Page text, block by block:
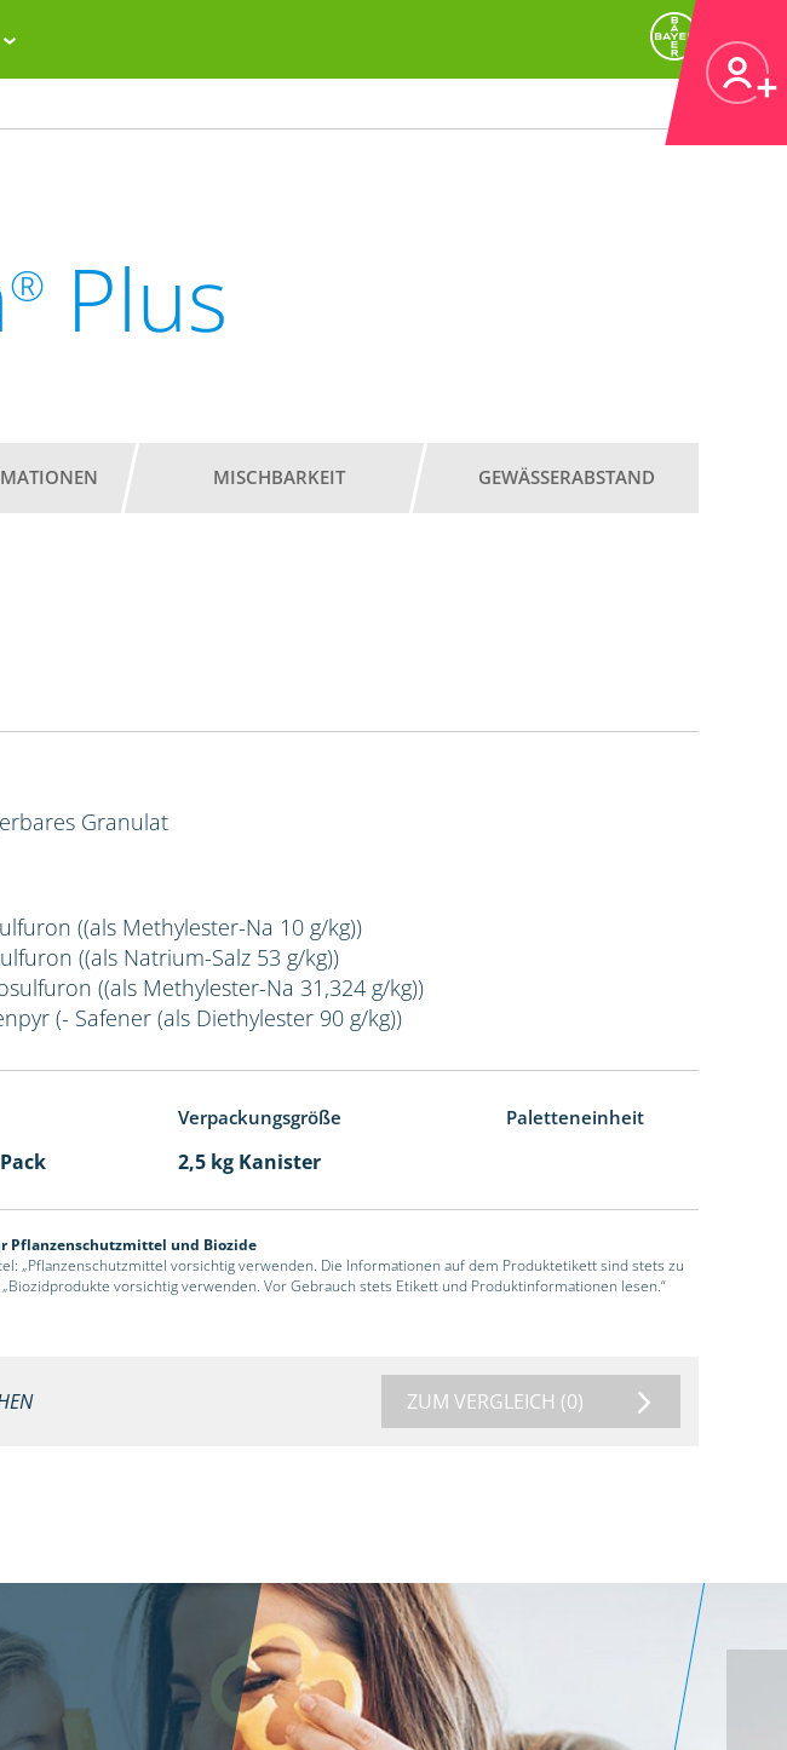
® Plus
MISCHBARKEIT GEWÄSSERABSTAND
Granulat
((als Methylester-Na 10 g/kg))
((als Natrium-Salz 53 g/kg))
((als Methylester-Na 31,324 g/kg))
(- Safener (als Diethylester 90 g/kg))
Verpackungsgröße Paletteneinheit
2,5 kg Kanister
Pflanzenschutzmittel und Biozide
„Pflanzenschutzmittel vorsichtig verwenden. Die Informationen auf dem Produktetikett sind stets zu
„Biozidprodukte vorsichtig verwenden. Vor Gebrauch stets Etikett und Produktinformationen lesen.“
ZUM VERGLEICH (0)